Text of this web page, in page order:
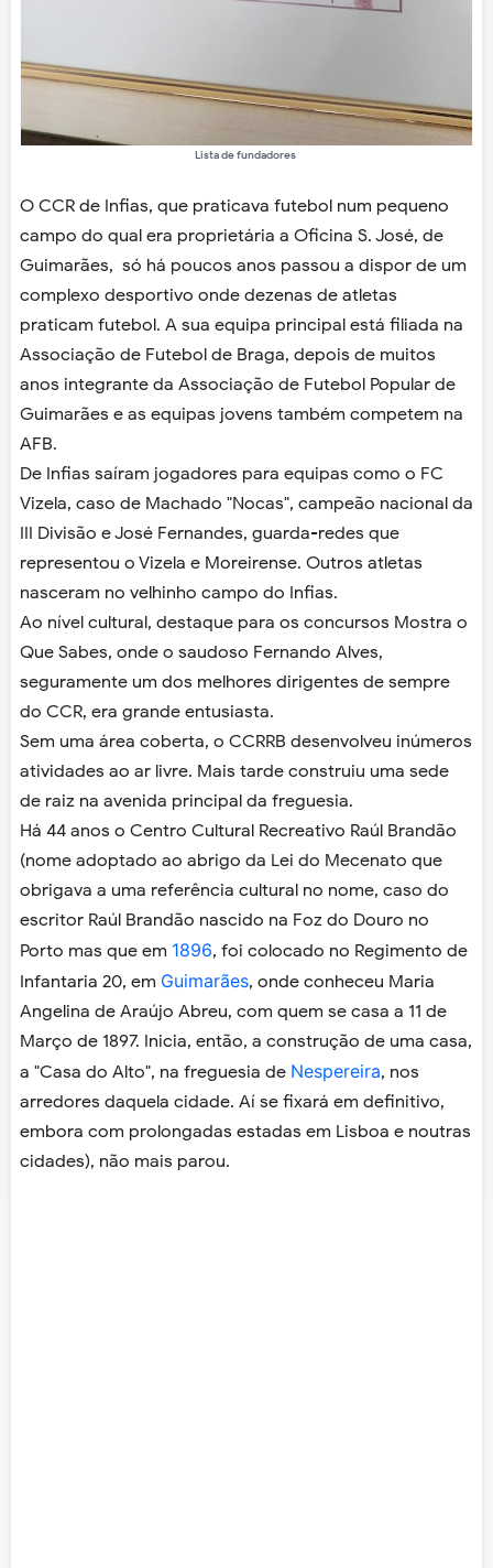
Lista de fundadores
O CCR de Infias, que praticava futebol num pequeno
campo do qual era proprietária a Oficina S. José, de
Guimarães, só há poucos anos passou a dispor de um
complexo desportivo onde dezenas de atletas
praticam futebol. A sua equipa principal está filiada na
Associação de Futebol de Braga, depois de muitos
anos integrante da Associação de Futebol Popular de
Guimarães e as equipas jovens também competem na
AFB.
De Infias saíram jogadores para equipas como o FC
Vizela, caso de Machado "Nocas", campeão nacional da
III Divisão e José Fernandes, guarda-redes que
representou o Vizela e Moreirense. Outros atletas
nasceram no velhinho campo do Infias.
Ao nível cultural, destaque para os concursos Mostra o
Que Sabes, onde o saudoso Fernando Alves,
seguramente um dos melhores dirigentes de sempre
do CCR, era grande entusiasta.
Sem uma área coberta, o CCRRB desenvolveu inúmeros
atividades ao ar livre. Mais tarde construiu uma sede
de raiz na avenida principal da freguesia.
Há 44 anos o Centro Cultural Recreativo Raúl Brandão
(nome adoptado ao abrigo da Lei do Mecenato que
obrigava a uma referência cultural no nome, caso do
escritor Raúl Brandão nascido na Foz do Douro no
Porto mas que em 1896, foi colocado no Regimento de
Infantaria 20, em Guimarães, onde conheceu Maria
Angelina de Araújo Abreu, com quem se casa a 11 de
Março de 1897. Inicia, então, a construção de uma casa,
a "Casa do Alto", na freguesia de Nespereira, nos
arredores daquela cidade. Aí se fixará em definitivo,
embora com prolongadas estadas em Lisboa e noutras
cidades), não mais parou.